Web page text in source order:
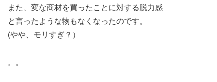
また、変な商材を買ったことに対する脱力感
と言ったような物もなくなったのです。
(やや、モリすぎ？）
。。